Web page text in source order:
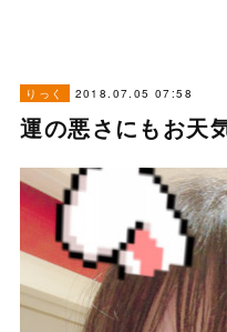
りっく 2018.07.05 07:58
運の悪さにもお天